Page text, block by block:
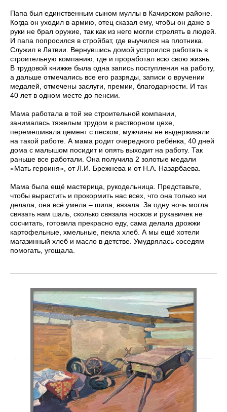
Папа был единственным сыном муллы в Качирском районе.
Когда он уходил в армию, отец сказал ему, чтобы он даже в
руки не брал оружие, так как из него могли стрелять в людей.
И папа попросился в стройбат, где выучился на плотника.
Служил в Латвии. Вернувшись домой устроился работать в
строительную компанию, где и проработал всю свою жизнь.
В трудовой книжке была одна запись поступления на работу,
а дальше отмечались все его разряды, записи о вручении
медалей, отмечены заслуги, премии, благодарности. И так
40 лет в одном месте до пенсии.
Мама работала в той же строительной компании,
занималась тяжелым трудом в растворном цехе,
перемешивала цемент с песком, мужчины не выдерживали
на такой работе. А мама родит очередного ребёнка, 40 дней
дома с малышом посидит и опять выходит на работу. Так
раньше все работали. Она получила 2 золотые медали
«Мать героиня», от Л.И. Брежнева и от Н.А. Назарбаева.
Мама была ещё мастерица, рукодельница. Представьте,
чтобы вырастить и прокормить нас всех, что она только ни
делала, она всё умела – шила, вязала. За одну ночь могла
связать нам шаль, сколько связала носков и рукавичек не
сосчитать, готовила прекрасно еду, сама делала дрожжи
картофельные, хмельные, пекла хлеб. А мы ещё хотели
магазинный хлеб и масло в детстве. Умудрялась соседям
помогать, угощала.